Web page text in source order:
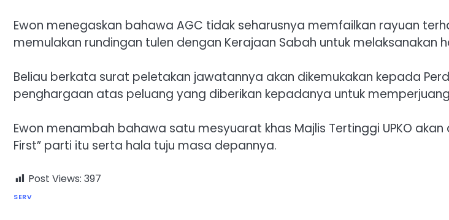
‎Ewon menegaskan bahawa AGC tidak seharusnya memfailkan rayuan
memulakan rundingan tulen dengan Kerajaan Sabah untuk melaksanakan
‎Beliau berkata surat peletakan jawatannya akan dikemukakan kepada
penghargaan atas peluang yang diberikan kepadanya untuk
‎Ewon menambah bahawa satu mesyuarat khas Majlis Tertinggi UPKO
First” parti itu serta hala tuju masa depannya.
Post Views: 397
SERV